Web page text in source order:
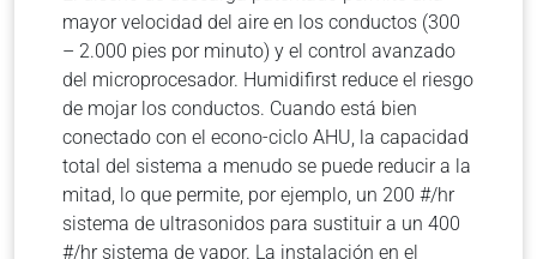
mayor velocidad del aire en los conductos (300
– 2.000 pies por minuto) y el control avanzado
del microprocesador. Humidifirst reduce el riesgo
de mojar los conductos. Cuando está bien
conectado con el econo-ciclo AHU, la capacidad
total del sistema a menudo se puede reducir a la
mitad, lo que permite, por ejemplo, un 200 #/hr
sistema de ultrasonidos para sustituir a un 400
#/hr sistema de vapor. La instalación en el